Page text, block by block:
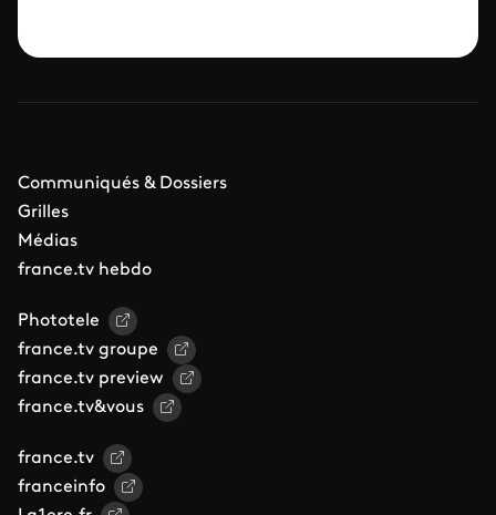
Communiqués & Dossiers
Grilles
Médias
france.tv hebdo
Phototele
france.tv groupe
france.tv preview
france.tv&vous
france.tv
franceinfo